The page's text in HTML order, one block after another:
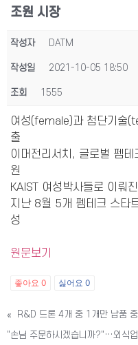
조원 시장
작성자 DATM
작성일 2021-10-05 18:50
조회 1555
여성(female)과 첨단기술
출
이머전리서치, 글로벌 펨
원
KAIST 여성박사들로 이뤄
지난 8월 5개 펨테크 스타
성
원문보기
좋아요 0 싫어요 0
«
R&D 드론 4개 중 1개만 납품
"손님 주문하시겠습니까?"…외식